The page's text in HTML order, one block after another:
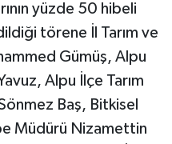
yüzde 50 hibeli
törene İl Tarım ve
Gümüş, Alpu
Alpu İlçe Tarım
Baş, Bitkisel
Müdürü Nizamettin